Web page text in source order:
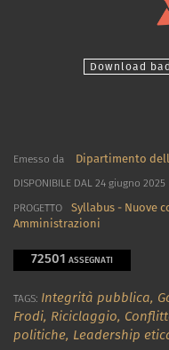
Download
Emesso da Dipartimento
DISPONIBILE DAL 24 giugno 2025
PROGETTO
Syllabus - Nuove
Amministrazioni
72501 ASSEGNATI
TAGS: Integrità pubblica,
Frodi, Riciclaggio,
politiche, Leadership